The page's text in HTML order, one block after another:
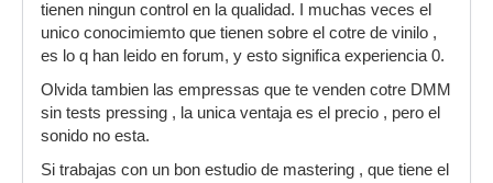
tienen ningun control en la qualidad. I muchas veces el
unico conocimiemto que tienen sobre el cotre de vinilo ,
es lo q han leido en forum, y esto significa experiencia 0.
Olvida tambien las empressas que te venden cotre DMM
sin tests pressing , la unica ventaja es el precio , pero el
sonido no esta.
Si trabajas con un bon estudio de mastering , que tiene el